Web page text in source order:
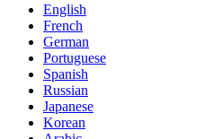
English
French
German
Portuguese
Spanish
Russian
Japanese
Korean